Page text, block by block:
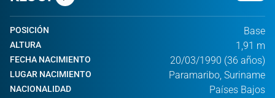
POSICIÓN Base
ALTURA 1,91 m
FECHA NACIMIENTO 20/03/1990 (36 años)
LUGAR NACIMIENTO Paramaribo, Suriname
NACIONALIDAD Países Bajos